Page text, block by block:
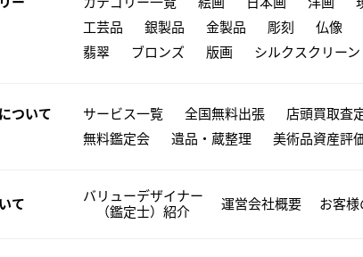
工芸品
銀製品 金製品 彫刻 仏像
翡翠
ブロンズ 版画 シルクスクリーン
ついて サービス一覧 全国無料出張 店頭買取査
無料鑑定会
遺品・蔵整理 美術品資産評
て
バリューデザイナー
（鑑定士）紹介
運営会社概要 お客様